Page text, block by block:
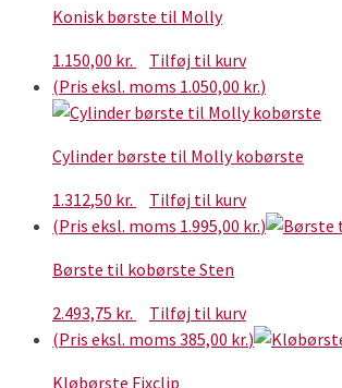
Konisk børste til Molly
1.150,00 kr.
Tilføj til kurv
(Pris eksl. moms 1.050,00 kr.)
Cylinder børste til Molly kobørste
1.312,50 kr.
Tilføj til kurv
(Pris eksl. moms 1.995,00 kr.)
Børste til kobørste Sten
2.493,75 kr.
Tilføj til kurv
(Pris eksl. moms 385,00 kr.)
Kløbørste Fixclip